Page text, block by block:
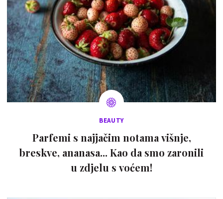
BEAUTY
Parfemi s najjačim notama višnje,
breskve, ananasa... Kao da smo zaronili
u zdjelu s voćem!